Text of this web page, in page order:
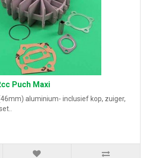
Puch Maxi
aluminium- inclusief kop, zuiger,